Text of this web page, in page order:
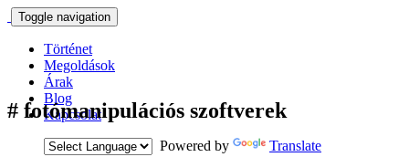
Toggle navigation
Történet
Megoldások
Árak
Blog
Kapcsolat
Powered by
Translate
# fotómanipulációs szoftverek